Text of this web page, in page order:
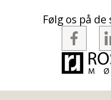
Følg os på